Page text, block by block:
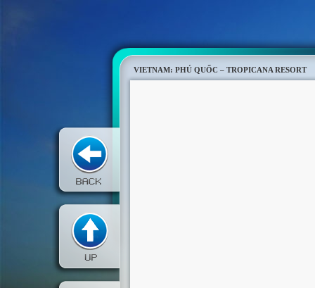
VIETNAM: PHÚ QUỐC – TROPICANA RESORT